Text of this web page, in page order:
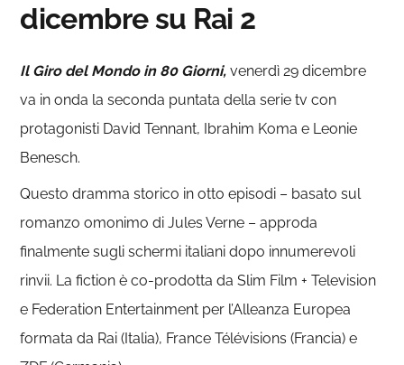
dicembre su Rai 2
Il Giro del Mondo in 80 Giorni, venerdì 29 dicembre
va in onda la seconda puntata della serie tv con
protagonisti David Tennant, Ibrahim Koma e Leonie
Benesch.
Questo dramma storico in otto episodi – basato sul
romanzo omonimo di Jules Verne – approda
finalmente sugli schermi italiani dopo innumerevoli
rinvii. La fiction è co-prodotta da Slim Film + Television
e Federation Entertainment per l’Alleanza Europea
formata da Rai (Italia), France Télévisions (Francia) e